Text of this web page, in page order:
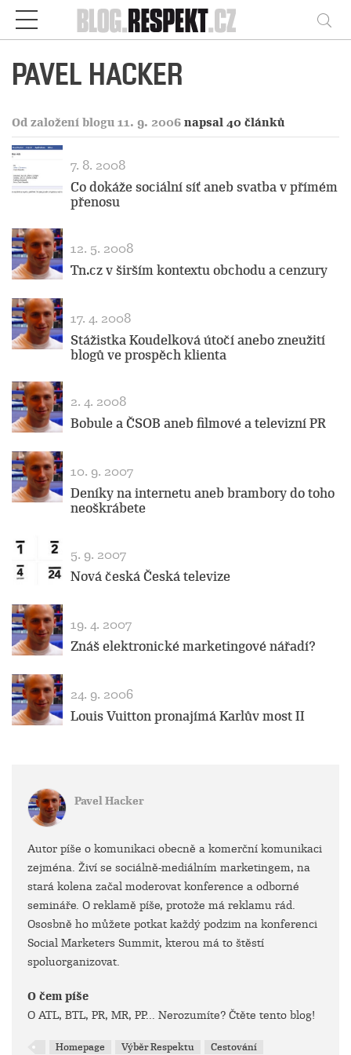
Respekt
PAVEL HACKER
Od založení blogu 11. 9. 2006 napsal 40 článků
7. 8. 2008
Co dokáže sociální síť aneb svatba v přímém
přenosu
12. 5. 2008
Tn.cz v širším kontextu obchodu a cenzury
17. 4. 2008
Stážistka Koudelková útočí anebo zneužití
blogů ve prospěch klienta
2. 4. 2008
Bobule a ČSOB aneb filmové a televizní PR
10. 9. 2007
Deníky na internetu aneb brambory do toho
neoškrábete
5. 9. 2007
Nová česká Česká televize
19. 4. 2007
Znáš elektronické marketingové nářadí?
24. 9. 2006
Louis Vuitton pronajímá Karlův most II
Pavel Hacker
Autor píše o komunikaci obecně a komerční komunikaci
zejména. Živí se sociálně-mediálním marketingem, na
stará kolena začal moderovat konference a odborné
semináře. O reklamě píše, protože má reklamu rád.
Ososbně ho můžete potkat každý podzim na konferenci
Social Marketers Summit, kterou má to štěstí
spoluorganizovat.
O čem píše
O ATL, BTL, PR, MR, PP... Nerozumíte? Čtěte tento blog!
Homepage Výběr Respektu Cestování